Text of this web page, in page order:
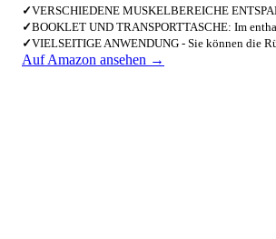
✓VERSCHIEDENE MUSKELBEREICHE
✓BOOKLET UND TRANSPORTTASCHE: Im
✓VIELSEITIGE ANWENDUNG - Sie können die
Auf Amazon ansehen →